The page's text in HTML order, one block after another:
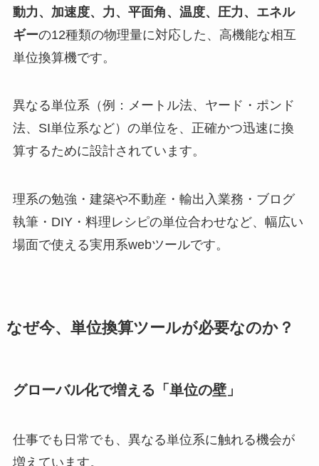
動力、加速度、力、平面角、温度、圧力、エネル
ギーの12種類の物理量に対応した、高機能な相互
単位換算機です。
異なる単位系（例：メートル法、ヤード・ポンド
法、SI単位系など）の単位を、正確かつ迅速に換
算するために設計されています。
理系の勉強・建築や不動産・輸出入業務・ブログ
執筆・DIY・料理レシピの単位合わせなど、幅広い
場面で使える実用系webツールです。
なぜ今、単位換算ツールが必要なのか？
グローバル化で増える「単位の壁」
仕事でも日常でも、異なる単位系に触れる機会が
増えています。